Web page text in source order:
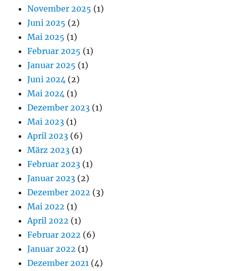
November 2025 (1)
Juni 2025 (2)
Mai 2025 (1)
Februar 2025 (1)
Januar 2025 (1)
Juni 2024 (2)
Mai 2024 (1)
Dezember 2023 (1)
Mai 2023 (1)
April 2023 (6)
März 2023 (1)
Februar 2023 (1)
Januar 2023 (2)
Dezember 2022 (3)
Mai 2022 (1)
April 2022 (1)
Februar 2022 (6)
Januar 2022 (1)
Dezember 2021 (4)